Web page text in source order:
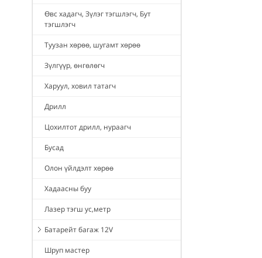
Өвс хадагч, Зүлэг тэгшлэгч, Бут
тэгшлэгч
Туузан хөрөө, шугамт хөрөө
Зүлгүүр, өнгөлөгч
Харуул, ховил татагч
Дрилл
Цохилтот дрилл, нураагч
Бусад
Олон үйлдэлт хөрөө
Хадаасны буу
Лазер тэгш ус,метр
Батарейт багаж 12V
Шруп мастер